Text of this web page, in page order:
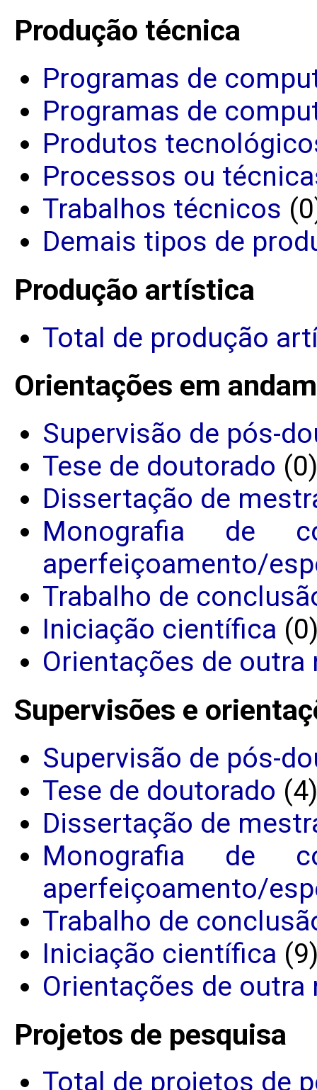
Produção técnica
Programas de
Programas de
Produtos
Processos ou
Trabalhos técnicos
Demais tipos de
Produção artística
Total de produção
Orientações em
Supervisão de pós-
Tese de doutorado (0)
Dissertação de
Monografia de
aperfeiçoamento/
Trabalho de
Iniciação científica
Orientações de outra
Supervisões e
Supervisão de pós-
Tese de doutorado (4)
Dissertação de
Monografia de
aperfeiçoamento/
Trabalho de
Iniciação científica
Orientações de outra
Projetos de pesquisa
Total de projetos de